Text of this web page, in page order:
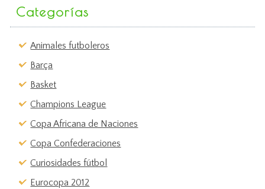
Categorías
Animales futboleros
Barça
Basket
Champions League
Copa Africana de Naciones
Copa Confederaciones
Curiosidades fútbol
Eurocopa 2012